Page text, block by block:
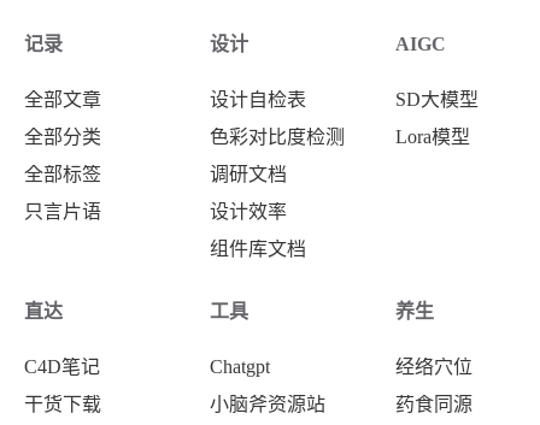
记录
全部文章
全部分类
全部标签
只言片语
设计
设计自检表
色彩对比度检测
调研文档
设计效率
组件库文档
AIGC
SD大模型
Lora模型
直达
C4D笔记
干货下载
工具
Chatgpt
小脑斧资源站
养生
经络穴位
药食同源